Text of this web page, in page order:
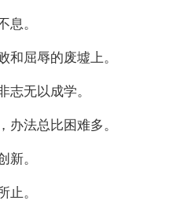
息。
和屈辱的废墟上。
志无以成学。
办法总比困难多。
新。
止。